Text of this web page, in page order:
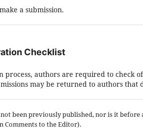
a submission.
Checklist
process, authors are required to check
may be returned to authors that
not been previously published, nor is it
Comments to the Editor).